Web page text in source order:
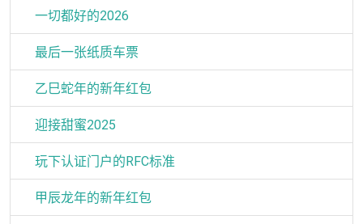
一切都好的2026
最后一张纸质车票
乙巳蛇年的新年红包
迎接甜蜜2025
玩下认证门户的RFC标准
甲辰龙年的新年红包